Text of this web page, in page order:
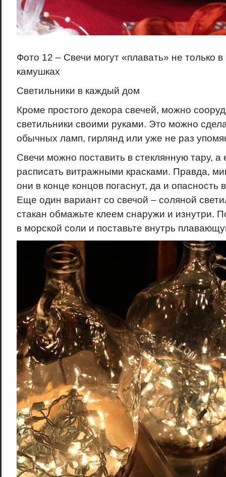
Фото 12 – Свечи могут «плавать» не только
камушках
Светильники в каждый дом
Кроме простого декора свечей, можно
светильники своими руками. Это можно
обычных ламп, гирлянд или уже не раз
Свечи можно поставить в стеклянную тару, а
расписать витражными красками. Правда,
они в конце концов погаснут, да и опасность
Еще один вариант со свечой – соляной
стакан обмажьте клеем снаружи и изнутри.
в морской соли и поставьте внутрь